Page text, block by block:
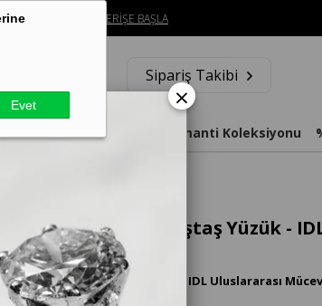
Evet
kaçırma. ALIŞVERİŞE BAŞLA
Sipariş Takibi
Aynı Gün Teslimat Diamanti Koleksiyonu
Karat Pırlanta Beştaş Yüzük -
model,Keops Pırlanta IDL Uluslararası
edilmektedir.
×